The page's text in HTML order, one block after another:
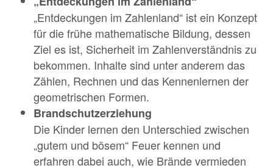
„Entdeckungen im Zahlenland“ ist ein Konzept
für die frühe mathematische Bildung, dessen
Ziel es ist, Sicherheit im Zahlenverständnis zu
bekommen. Inhalte sind unter anderem das
Zählen, Rechnen und das Kennenlernen der
geometrischen Formen.
Brandschutzerziehung
Die Kinder lernen den Unterschied zwischen
„gutem und bösem“ Feuer kennen und
erfahren dabei auch, wie Brände vermieden